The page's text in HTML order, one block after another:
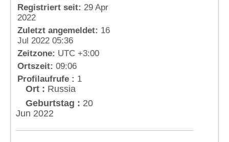
Registriert seit: 29 Apr
2022
Zuletzt angemeldet: 16
Jul 2022 05:36
Zeitzone: UTC +3:00
Ortszeit: 09:06
Profilaufrufe : 1
Ort : Russia
Geburtstag : 20
Jun 2022